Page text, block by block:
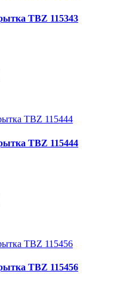
TBZ 115343
TBZ 115444
TBZ 115456